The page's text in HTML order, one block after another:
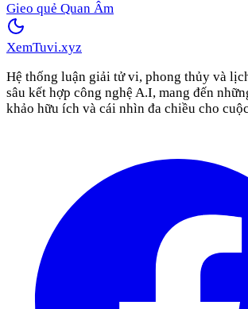
Gieo quẻ Quan Âm
XemTuvi.xyz
Hệ thống luận giải tử vi, phong thủy và
sâu kết hợp công nghệ A.I, mang đến
khảo hữu ích và cái nhìn đa chiều cho